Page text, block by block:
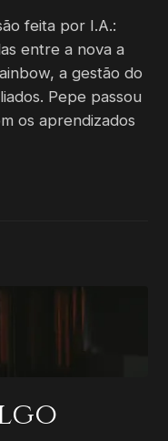
feita por I.A.:
entre a nova a
a gestão do
Pepe passou
os aprendizados